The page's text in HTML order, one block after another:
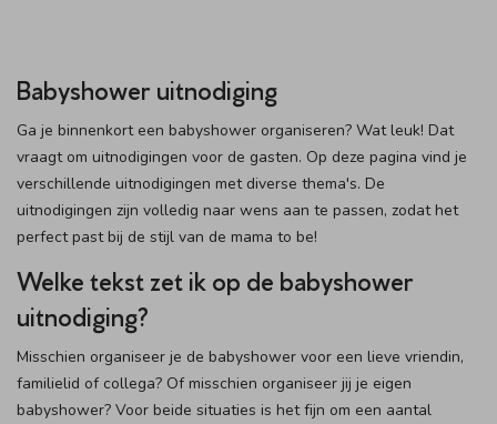
Babyshower uitnodiging
Ga je binnenkort een babyshower organiseren? Wat leuk! Dat
vraagt om uitnodigingen voor de gasten. Op deze pagina vind je
verschillende uitnodigingen met diverse thema's. De
uitnodigingen zijn volledig naar wens aan te passen, zodat het
perfect past bij de stijl van de mama to be!
Welke tekst zet ik op de babyshower
uitnodiging?
Misschien organiseer je de babyshower voor een lieve vriendin,
familielid of collega? Of misschien organiseer jij je eigen
babyshower? Voor beide situaties is het fijn om een aantal